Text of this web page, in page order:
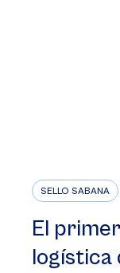
SELLO SABANA
El
logística